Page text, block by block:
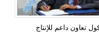
تعاون داعم للإنتاج